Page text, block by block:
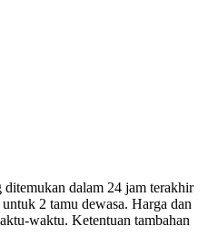
ditemukan dalam 24 jam terakhir
2 tamu dewasa. Harga dan
waktu. Ketentuan tambahan